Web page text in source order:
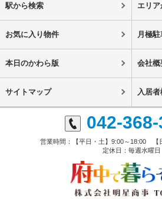
駅から検索 エリ
お気に入り物件 月極
本日のかわら版 会社概
サイトマップ 入居
042-
営業時間：【平日・土】9:00～18:00 【
定休日：毎週水曜日